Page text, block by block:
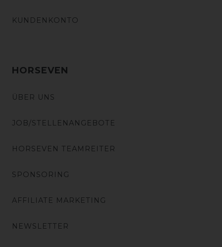
KUNDENKONTO
HORSEVEN
ÜBER UNS
JOB/STELLENANGEBOTE
HORSEVEN TEAMREITER
SPONSORING
AFFILIATE MARKETING
NEWSLETTER